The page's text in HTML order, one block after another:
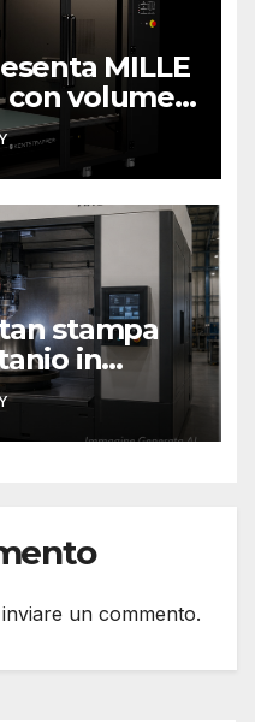
MILLE
con volume
cubo
stampa
in
un commento.